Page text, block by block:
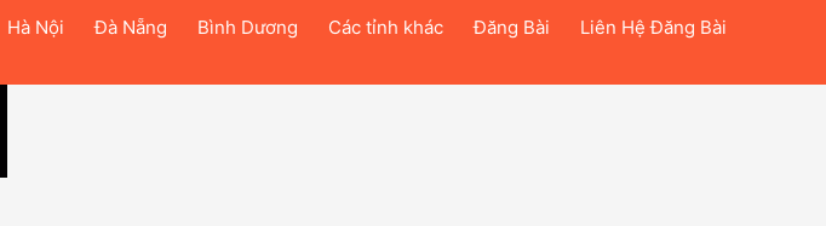
Hà Nội Đà Nẵng Bình Dương Các tỉnh khác Đăng Bài Liên Hệ Đăng Bài